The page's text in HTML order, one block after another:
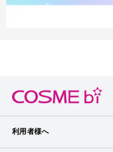
利用者様へ